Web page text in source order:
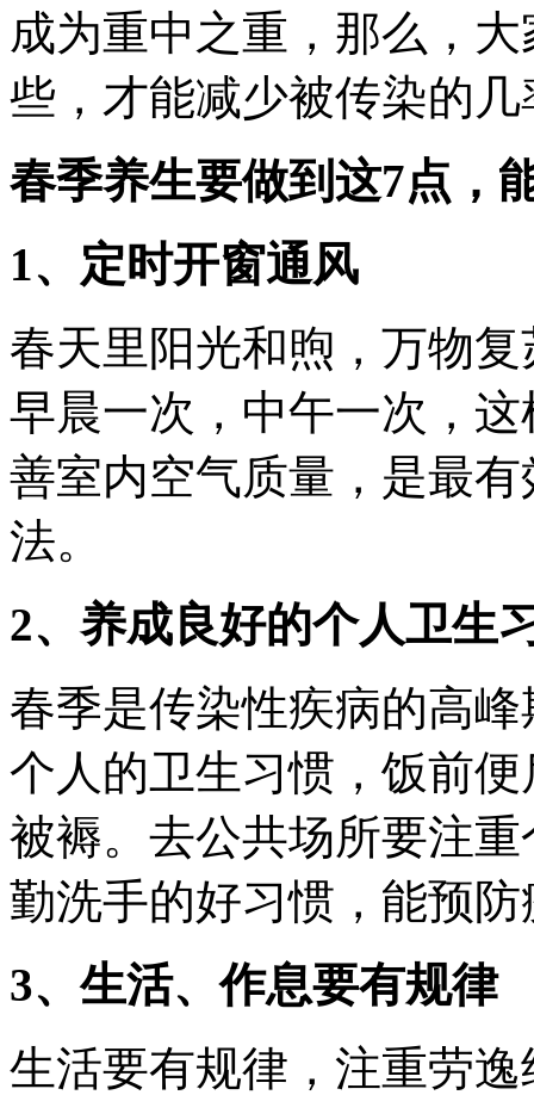
成为重中之重，那么，
些，才能减少被传染的几
春季养生要做到这7点，
1、定时开窗通风
春天里阳光和煦，万物
早晨一次，中午一次，
善室内空气质量，是最
法。
2、养成良好的个人卫生
春季是传染性疾病的高
个人的卫生习惯，饭前
被褥。去公共场所要注
勤洗手的好习惯，能预
3、生活、作息要有规律
生活要有规律，注重劳